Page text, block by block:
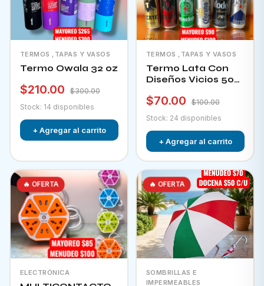
TERMOS ,TAPAS Y VASOS
Termo Owala 32 oz
$210.00
$300.00
Stock: 14 disponibles
+ Agregar al carrito
TERMOS ,TAPAS Y VASOS
Termo Lata Con
Diseños Vicios 500
$70.00
$100.00
Stock: 24 disponibles
+ Agregar al carrito
🔥 OFERTA
ELECTRÓNICA
🔥 OFERTA
SOMBRILLAS E
IMPERMEABLES